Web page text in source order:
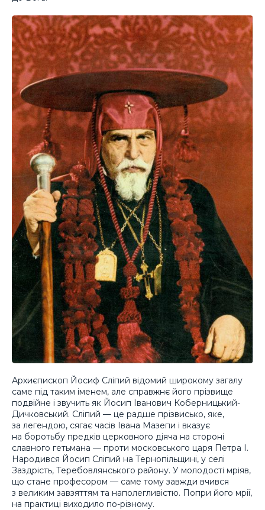
Архиєпископ Йосиф Сліпий відомий широкому загалу
саме під таким іменем, але справжнє його прізвище
подвійне і звучить як Йосип Іванович Коберницький-
Дичковський. Сліпий — це радше прізвисько, яке,
за легендою, сягає часів Івана Мазепи і вказує
на боротьбу предків церковного діяча на стороні
славного гетьмана — проти московського царя Петра І.
Народився Йосип Сліпий на Тернопільщині, у селі
Заздрість, Теребовлянського району. У молодості мріяв,
що стане професором — саме тому завжди вчився
з великим завзяттям та наполегливістю. Попри його мрії,
на практиці виходило по-різному.